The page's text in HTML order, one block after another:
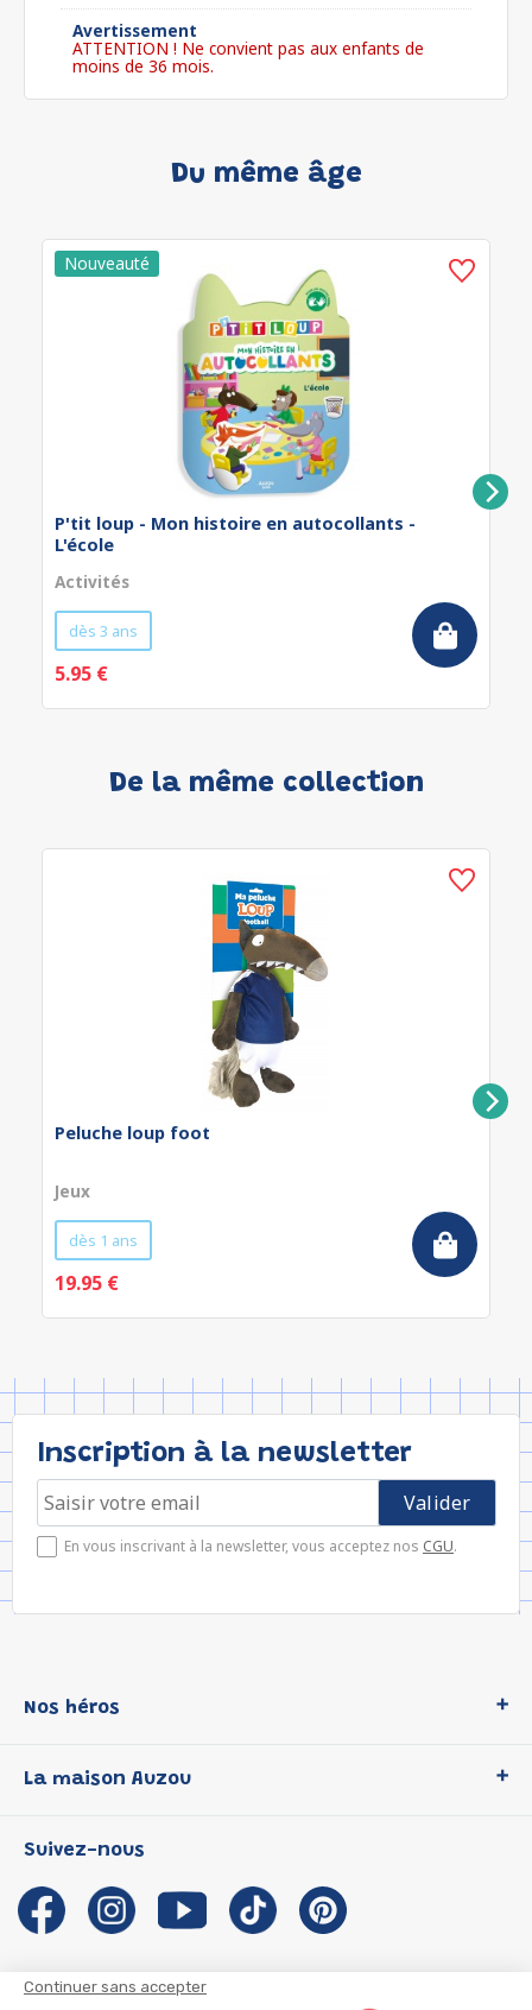
Continuer sans accepter
Avertissement
ATTENTION ! Ne convient pas aux enfants de
moins de 36 mois.
Du même âge
P'tit loup - Mon histoire en autocollants -
L'école
Activités
dès 3 ans
5.95 €
De la même collection
Peluche loup foot
Jeux
dès 1 ans
19.95 €
Inscription à la newsletter
En vous inscrivant à la newsletter, vous acceptez nos CGU.
Nos héros
P'tit Loup
Les Influenceuses
Migali
Petite Taupe
La maison Auzou
Notre histoire
Auzou s'engage
Auteurs et illustrateurs Auzou
Suivez-nous